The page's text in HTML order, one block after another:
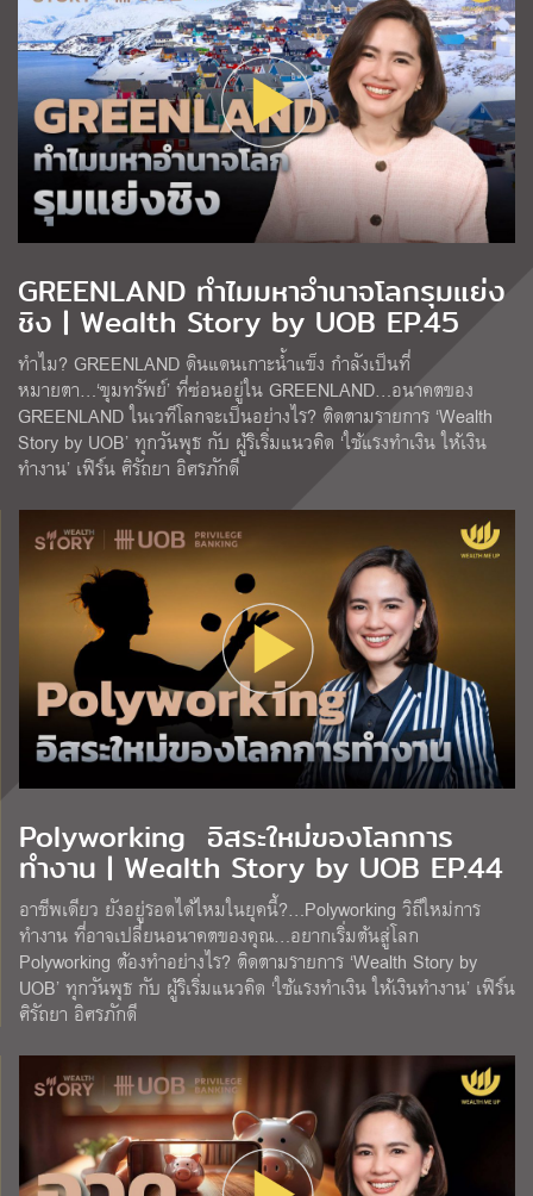
GREENLAND ทำไมมหาอำนาจโลกรุมแย่ง
ชิง | Wealth Story by UOB EP.45
ทำไม? GREENLAND ดินแดนเกาะน้ำแข็ง กำลังเป็นที่
หมายตา…‘ขุมทรัพย์’ ที่ซ่อนอยู่ใน GREENLAND…อนาคตของ
GREENLAND ในเวทีโลกจะเป็นอย่างไร? ติดตามรายการ ‘Wealth
Story by UOB’ ทุกวันพุธ กับ ผู้ริเริ่มแนวคิด ‘ใช้แรงทำเงิน ให้เงิน
ทำงาน’ เฟิร์น ศิรัถยา อิศรภักดี
Polyworking อิสระใหม่ของโลกการ
ทำงาน | Wealth Story by UOB EP.44
อาชีพเดียว ยังอยู่รอดได้ไหมในยุคนี้?…Polyworking วิถีใหม่การ
ทำงาน ที่อาจเปลี่ยนอนาคตของคุณ…อยากเริ่มต้นสู่โลก
Polyworking ต้องทำอย่างไร? ติดตามรายการ ‘Wealth Story by
UOB’ ทุกวันพุธ กับ ผู้ริเริ่มแนวคิด ‘ใช้แรงทำเงิน ให้เงินทำงาน’ เฟิร์น
ศิรัถยา อิศรภักดี